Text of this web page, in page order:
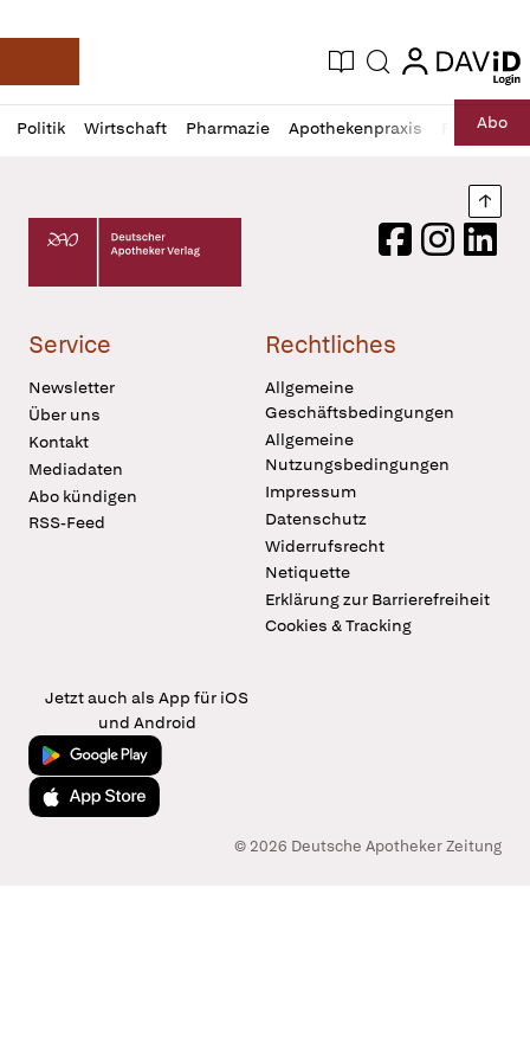
Deutsche Apotheker Zeitung
Aktuelle Ausgabe
Suche login
login
Politik Wirtschaft Pharmazie Apothekenpraxis RechtAbo
Profil
öffnen
Daz
Pur
Deutscher Apotheker Verlag Logo
FacebookInstagram
Service
Newsletter
Über uns
Kontakt
Mediadaten
Abo kündigen
RSS-Feed
Rechtliches
Allgemeine
Geschäftsbedingungen
Allgemeine
Nutzungsbedingungen
Impressum
Datenschutz
Widerrufsrecht
Netiquette
Erklärung zur Barrierefreiheit
Cookies & Tracking
Jetzt auch als App für iOS
und Android
Jetzt bei Google Play
Laden im App Store
© 2026 Deutsche Apotheker Zeitung